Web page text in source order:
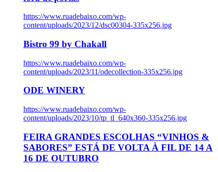
https://www.ruadebaixo.com/wp-
content/uploads/2023/12/dsc00304-335x256.jpg
Bistro 99 by Chakall
https://www.ruadebaixo.com/wp-
content/uploads/2023/11/odecollection-335x256.jpg
ODE WINERY
https://www.ruadebaixo.com/wp-
content/uploads/2023/10/tp_tl_640x360-335x256.jpg
FEIRA GRANDES ESCOLHAS “VINHOS &
SABORES” ESTÁ DE VOLTA À FIL DE 14 A
16 DE OUTUBRO